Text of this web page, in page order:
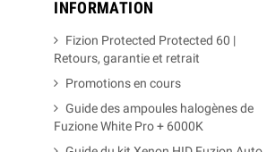
INFORMATION
Fizion Protected Protected 60 |
Retours, garantie et retrait
Promotions en cours
Guide des ampoules halogènes de
Fuzione White Pro + 6000K